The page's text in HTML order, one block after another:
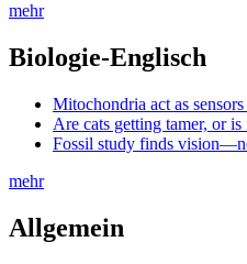
mehr
Biologie-Englisch
Mitochondria act as
Are cats getting tamer, or
Fossil study finds
mehr
Allgemein